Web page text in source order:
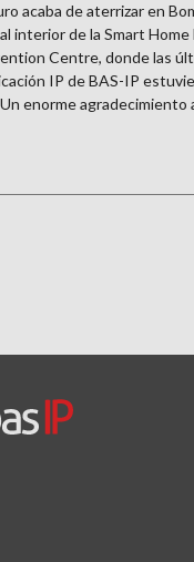
acaba de aterrizar en
interior de la Smart Home
Centre, donde las
IP de BAS-IP
enorme